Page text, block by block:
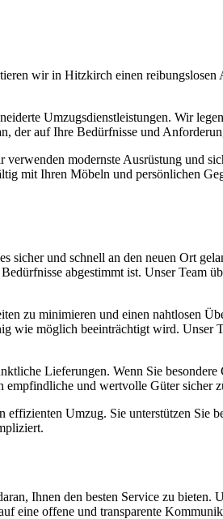
wir in Hitzkirch einen
Umzugsdienstleistungen. Wir
der auf Ihre Bedürfnisse und
modernste Ausrüstung und
mit Ihren Möbeln und persönlichen
sicher und schnell an den neuen Ort
abgestimmt ist. Unser Team
zu minimieren und einen nahtlosen
wie möglich beeinträchtigt wird. Unser
Lieferungen. Wenn Sie
und wertvolle Güter sicher
Umzug. Sie unterstützen Sie
Ihnen den besten Service zu
offene und transparente